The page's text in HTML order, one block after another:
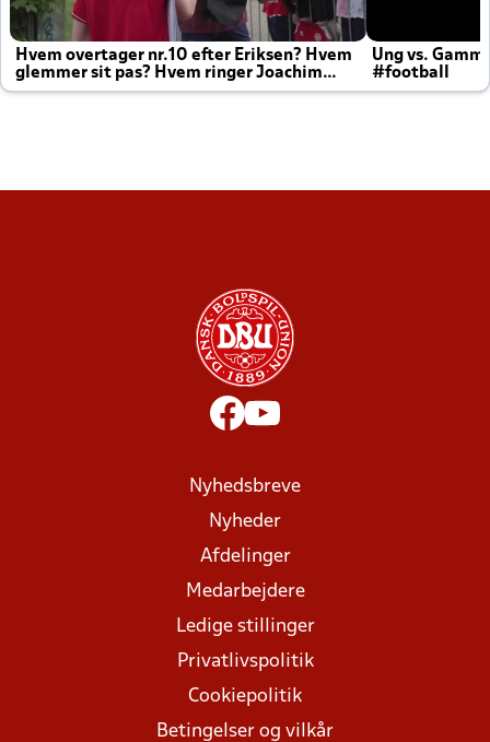
Hvem overtager nr.10 efter Eriksen? Hvem
glemmer sit pas? Hvem ringer Joachim
altid til efter kampe?
Ung vs.
#football
Nyhedsbreve
Nyheder
Afdelinger
Medarbejdere
Ledige stillinger
Privatlivspolitik
Cookiepolitik
Betingelser og vilkår